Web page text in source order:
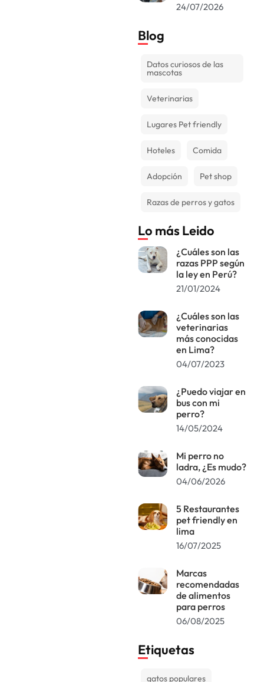
24/07/2026
Blog
Datos curiosos de las
mascotas
Veterinarias
Lugares Pet friendly
Hoteles Comida
Adopción Pet shop
Razas de perros y gatos
Lo más Leido
¿Cuáles son las
razas PPP según
la ley en Perú?
21/01/2024
¿Cuáles son las
veterinarias
más conocidas
en Lima?
04/07/2023
¿Puedo viajar en
bus con mi
perro?
14/05/2024
Mi perro no
ladra, ¿Es mudo?
04/06/2026
5 Restaurantes
pet friendly en
lima
16/07/2025
Marcas
recomendadas
de alimentos
para perros
06/08/2025
Etiquetas
gatos populares